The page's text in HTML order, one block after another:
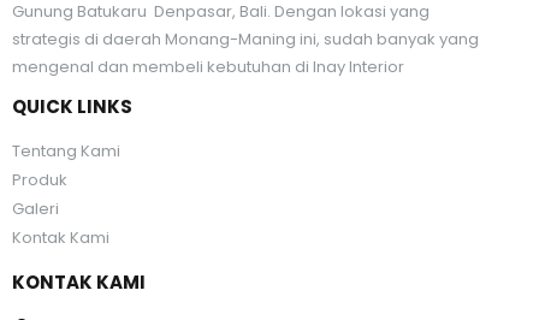
Gunung Batukaru Denpasar, Bali. Dengan lokasi yang
strategis di daerah Monang-Maning ini, sudah banyak yang
mengenal dan membeli kebutuhan di Inay Interior
QUICK LINKS
Tentang Kami
Produk
Galeri
Kontak Kami
KONTAK KAMI